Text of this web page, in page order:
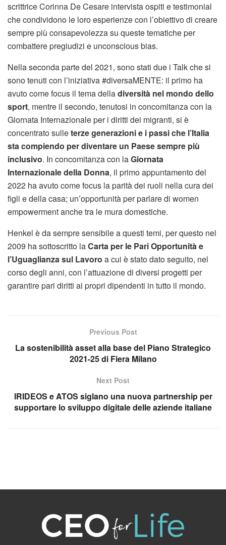
scrittrice Corinna De Cesare intervista ospiti e testimonial
che condividono le loro esperienze con l’obiettivo di creare
sempre più consapevolezza su queste tematiche per
combattere pregiudizi e unconscious bias.
Nella seconda parte del 2021, sono stati due i Talk che si
sono tenuti con l’iniziativa #diversaMENTE: il primo ha
avuto come focus il tema delladiversità nel mondo dello
sport, mentre il secondo, tenutosi in concomitanza con la
Giornata Internazionale per i diritti dei migranti, si è
concentrato sulleterze generazioni e i passi che l’Italia
sta compiendo per diventare un Paese sempre più
inclusivo. In concomitanza con laGiornata
Internazionale della Donna, il primo appuntamento del
2022 ha avuto come focus la parità dei ruoli nella cura dei
figli e della casa; un’opportunità per parlare di women
empowerment anche tra le mura domestiche.
Henkel è da sempre sensibile a questi temi, per questo nel
2009 ha sottoscritto laCarta per le Pari Opportunità e
l’Uguaglianza sul Lavoro a cui è stato dato seguito, nel
corso degli anni, con l’attuazione di diversi progetti per
garantire pari diritti ai propri dipendenti in tutto il mondo.
Previous Post
La sostenibilità asset alla base del Piano Strategico
2021-25 di Fiera Milano
Next Post
IRIDEOS e ATOS siglano una nuova partnership per
supportare lo sviluppo digitale delle aziende italiane